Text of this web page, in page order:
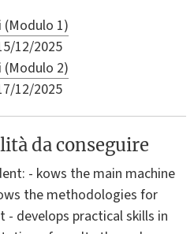
(Modulo 1)
12/2025
(Modulo 2)
12/2025
da conseguire
- kows the main machine
the methodologies for
- develops practical skills in